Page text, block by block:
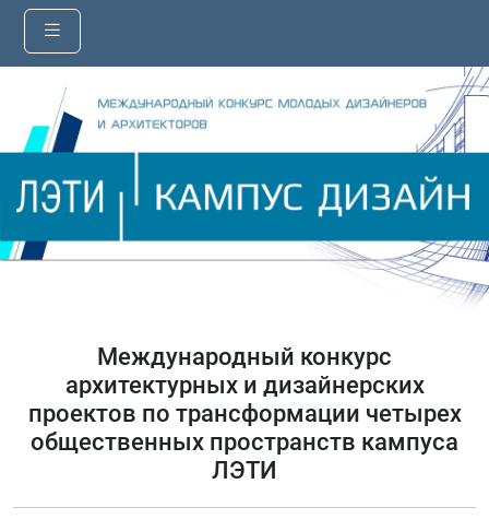
Международный конкурс
архитектурных и дизайнерских
проектов по трансформации четырех
общественных пространств кампуса
ЛЭТИ